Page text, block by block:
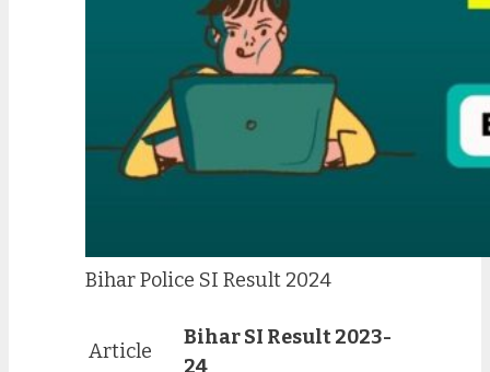
Bihar Police SI Result 2024
Article
Bihar SI Result 2023-
24